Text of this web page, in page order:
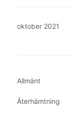
oktober 2021
Allmänt
Återhämtning